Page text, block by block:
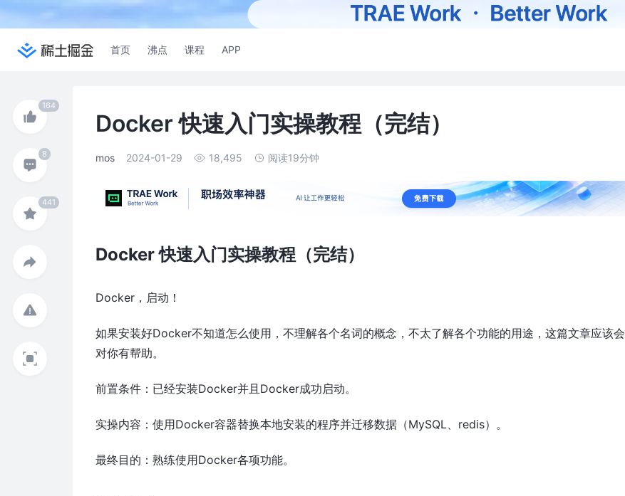
首页 沸点 课程 APP
Docker 快速入门实操教程（完结）
mos 2024-01-29 18,495 阅读19分钟
Docker 快速入门实操教程（完结）
Docker，启动！
如果安装好Docker不知道怎么使用，不理解各个名词的概念，不太了解各个功能的用途，这篇文章应该会
对你有帮助。
前置条件：已经安装Docker并且Docker成功启动。
实操内容：使用Docker容器替换本地安装的程序并迁移数据（MySQL、redis）。
最终目的：熟练使用Docker各项功能。